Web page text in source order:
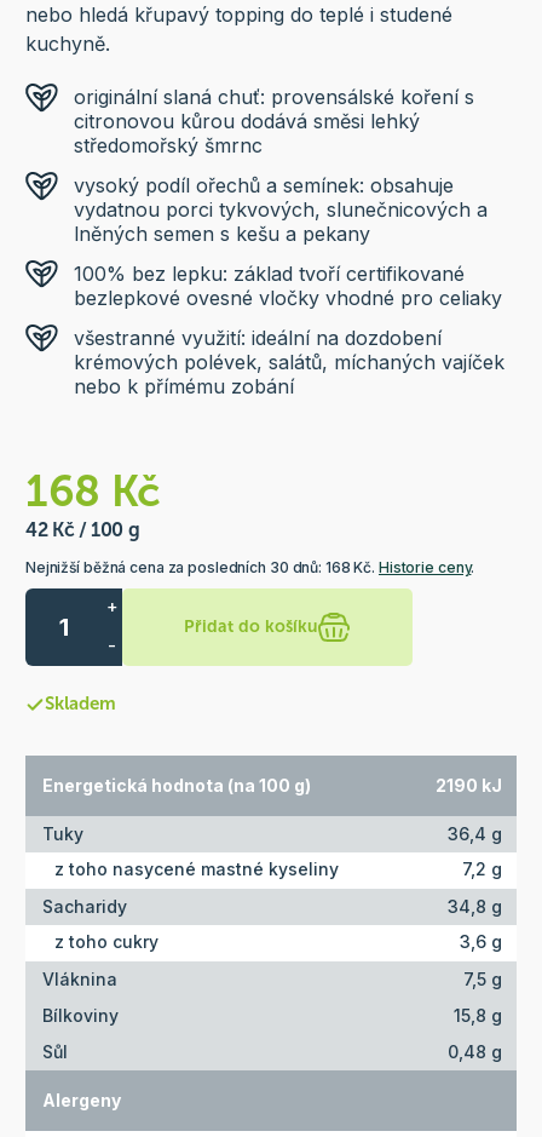
nebo hledá křupavý topping do teplé i studené
kuchyně.
originální slaná chuť: provensálské koření s
citronovou kůrou dodává směsi lehký
středomořský šmrnc
vysoký podíl ořechů a semínek: obsahuje
vydatnou porci tykvových, slunečnicových a
lněných semen s kešu a pekany
100% bez lepku: základ tvoří certifikované
bezlepkové ovesné vločky vhodné pro celiaky
všestranné využití: ideální na dozdobení
krémových polévek, salátů, míchaných vajíček
nebo k přímému zobání
168 Kč
42 Kč / 100 g
Nejnižší běžná cena za posledních 30 dnů: 168 Kč. Historie ceny.
+
-
Přidat do košíku
Skladem
Energetická hodnota (na 100 g) 2190 kJ
Tuky
36,4 g
z toho nasycené mastné kyseliny
7,2 g
Sacharidy
34,8 g
z toho cukry
3,6 g
Vláknina
7,5 g
Bílkoviny
15,8 g
Sůl
0,48 g
Alergeny